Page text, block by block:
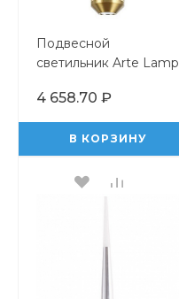
Подвесной
светильник Arte Lamp
4 658.70 ₽
В КОРЗИНУ